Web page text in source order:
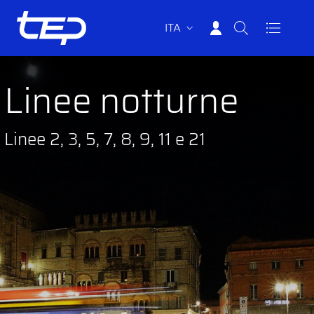
Vai al contenuto principale
Vai al footer
Tep - Trasporti pubblici ParmaITA
Linee notturne
Linee 2, 3, 5, 7, 8, 9, 11 e 21